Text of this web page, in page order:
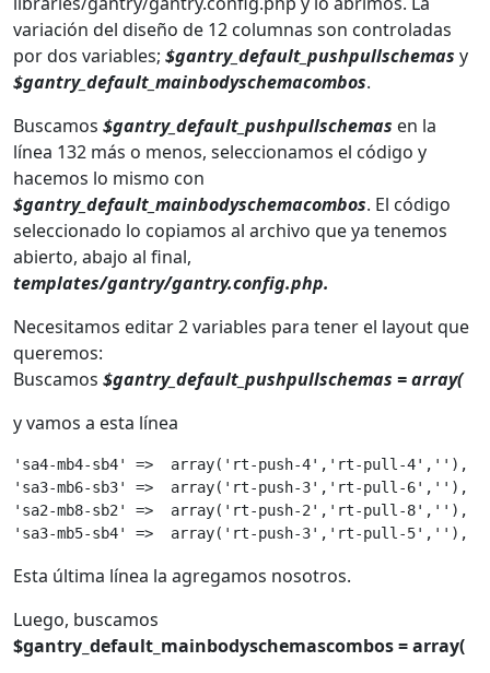
variación del diseño de 12 columnas son controladas
por dos variables; $gantry_default_pushpullschemas y
$gantry_default_mainbodyschemacombos.
Buscamos $gantry_default_pushpullschemas en la
línea 132 más o menos, seleccionamos el código y
hacemos lo mismo con
$gantry_default_mainbodyschemacombos. El código
seleccionado lo copiamos al archivo que ya tenemos
abierto, abajo al final,
templates/gantry/gantry.config.php.
Necesitamos editar 2 variables para tener el layout que
queremos:
Buscamos $gantry_default_pushpullschemas = array(
y vamos a esta línea
'sa4-mb4-sb4' =>  array('rt-push-4','rt-pull-4',''),
'sa3-mb6-sb3' =>  array('rt-push-3','rt-pull-6',''),
'sa2-mb8-sb2' =>  array('rt-push-2','rt-pull-8',''),
'sa3-mb5-sb4' =>  array('rt-push-3','rt-pull-5',''),
Esta última línea la agregamos nosotros.
Luego, buscamos
$gantry_default_mainbodyschemascombos = array(